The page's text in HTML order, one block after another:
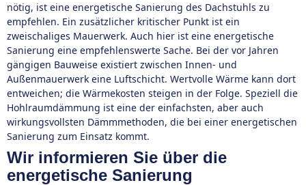
nötig, ist eine energetische Sanierung des Dachstuhls zu
empfehlen. Ein zusätzlicher kritischer Punkt ist ein
zweischaliges Mauerwerk. Auch hier ist eine energetische
Sanierung eine empfehlenswerte Sache. Bei der vor Jahren
gängigen Bauweise existiert zwischen Innen- und
Außenmauerwerk eine Luftschicht. Wertvolle Wärme kann dort
entweichen; die Wärmekosten steigen in der Folge. Speziell die
Hohlraumdämmung ist eine der einfachsten, aber auch
wirkungsvollsten Dämmmethoden, die bei einer energetischen
Sanierung zum Einsatz kommt.
Wir informieren Sie über die
energetische Sanierung